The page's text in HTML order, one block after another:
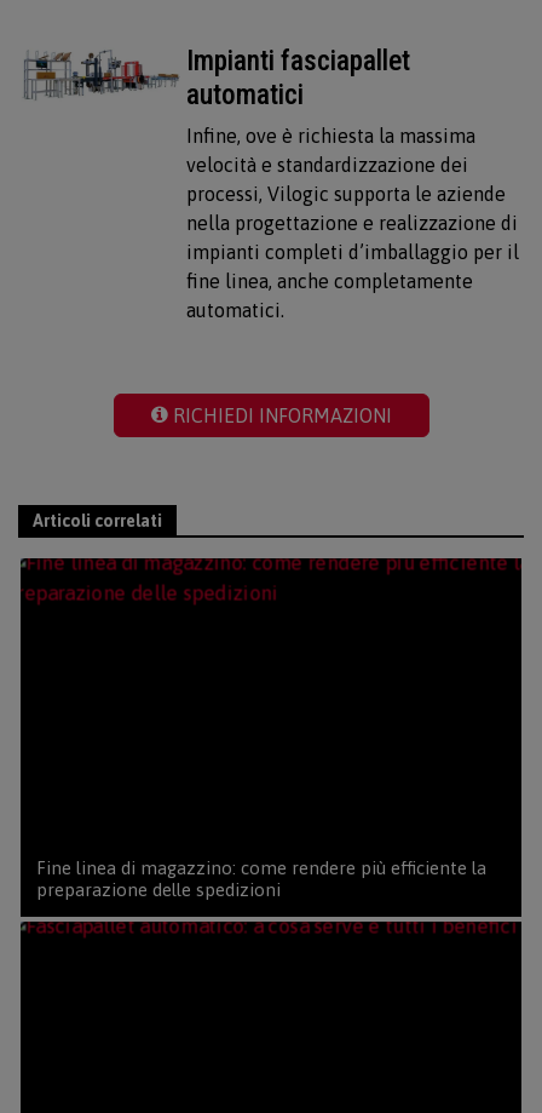
Impianti fasciapallet
automatici
Infine, ove è richiesta la massima
velocità e standardizzazione dei
processi, Vilogic supporta le aziende
nella progettazione e realizzazione di
impianti completi d’imballaggio per il
fine linea, anche completamente
automatici.
RICHIEDI INFORMAZIONI
Articoli correlati
Fine linea di magazzino: come rendere più efficiente la
preparazione delle spedizioni